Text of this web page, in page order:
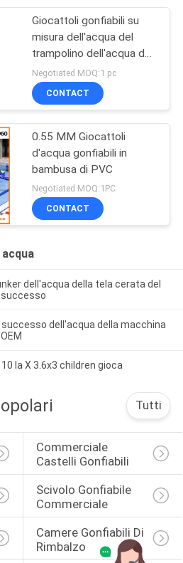
Giocattoli gonfiabili su
misura dell'acqua del
trampolino dell'acqua del
PVC per l'attrezzatura
del parco dell'acqua
Negotiated MOQ:1 pc
CONTACT
0.55 MM Giocattoli
d'acqua gonfiabili in
bambusa di PVC
Negotiated MOQ:1PC
CONTACT
dell'acqua della tela cerata del
dell'acqua della macchina
la X 3.6x3 children gioca
Tutti
Commerciale
Castelli Gonfiabili
Scivolo Gonfiabile
Commerciale
Camere Gonfiabili Di
Rimbalzo